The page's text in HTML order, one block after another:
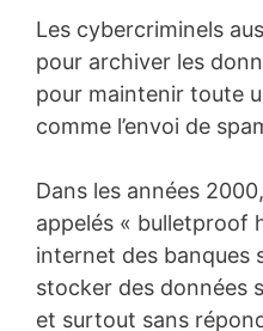
Les cybercriminels
pour archiver les
pour maintenir toute
comme l’envoi de
Dans les années
appelés « bulletproof
internet des banques
stocker des données
et surtout sans